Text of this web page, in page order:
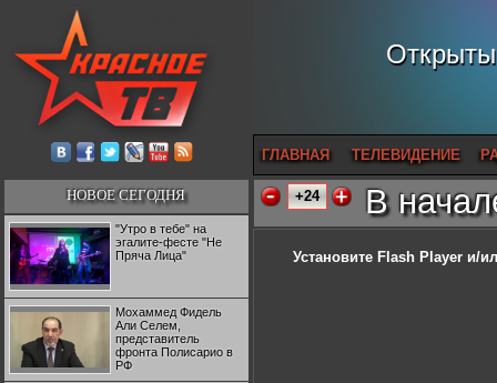
ГЛАВНАЯ ТЕЛЕВИДЕНИЕ
НОВОЕ СЕГОДНЯ
"Утро в тебе" на
эгалите-фесте "Не
Пряча Лица"
Мохаммед Фидель
Али Селем,
представитель
фронта Полисарио в
РФ
+24 В
Установите Flash Player и/